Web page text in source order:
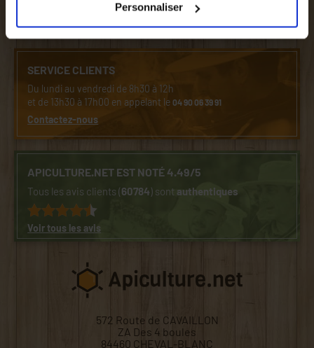
Personnaliser
SERVICE CLIENTS
Du lundi au vendredi de 8h30 à 12h
et de 13h30 à 17h00 en appelant le04 90 06 39 91
Contactez-nous
APICULTURE.NET EST NOTÉ 4.49/5
Tous les avis clients (60784) sontauthentiques
Voir tous les avis
572 Route de CAVAILLON
ZA Des 4 boules
84460 CHEVAL-BLANC